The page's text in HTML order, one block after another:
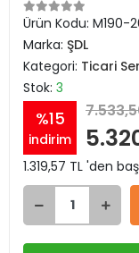
Ürün Kodu: M190-
Marka: ŞDL
Kategori: Ticari
Stok: 3
%15
indirim
1.319,57 TL 'den